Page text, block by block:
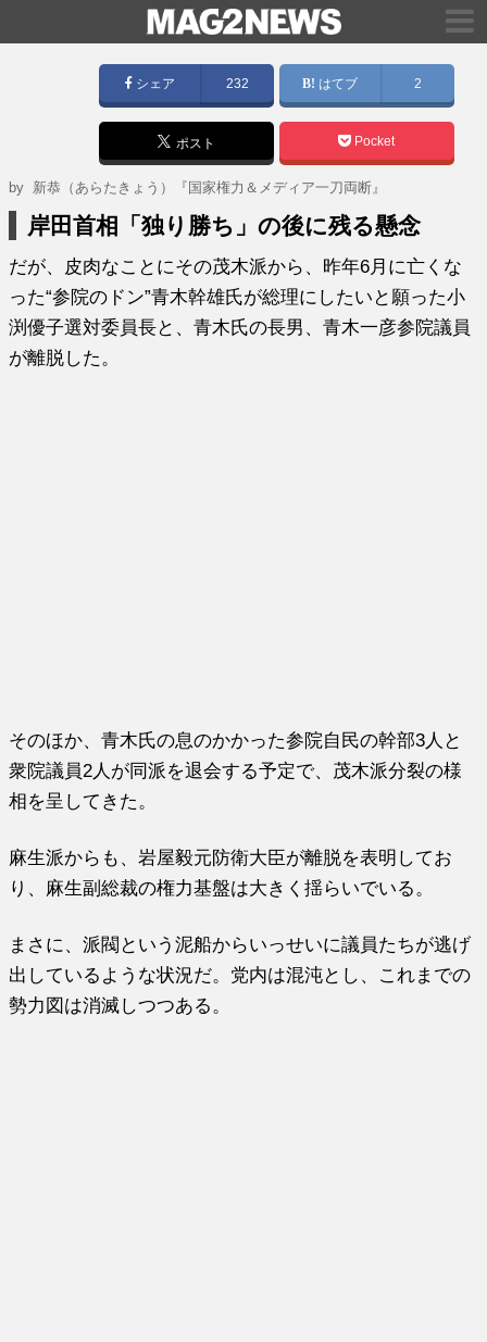
シェア 232 はてブ 2
ポスト Pocket
by 新恭（あらたきょう）『国家権力＆メディア一刀両断』
岸田首相「独り勝ち」の後に残る懸念
だが、皮肉なことにその茂木派から、昨年6月に亡くな
った“参院のドン”青木幹雄氏が総理にしたいと願った小
渕優子選対委員長と、青木氏の長男、青木一彦参院議員
が離脱した。
そのほか、青木氏の息のかかった参院自民の幹部3人と
衆院議員2人が同派を退会する予定で、茂木派分裂の様
相を呈してきた。
麻生派からも、岩屋毅元防衛大臣が離脱を表明してお
り、麻生副総裁の権力基盤は大きく揺らいでいる。
まさに、派閥という泥船からいっせいに議員たちが逃げ
出しているような状況だ。党内は混沌とし、これまでの
勢力図は消滅しつつある。